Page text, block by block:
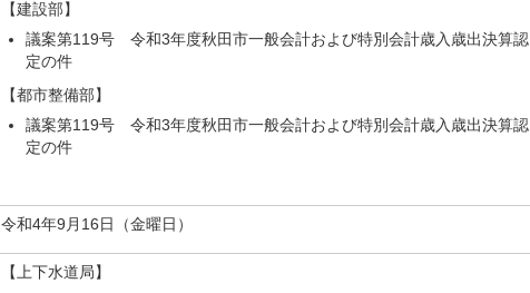
【建設部】
議案第119号 令和3年度秋田市一般会計および特別会計歳入歳出決算認
定の件
【都市整備部】
議案第119号 令和3年度秋田市一般会計および特別会計歳入歳出決算認
定の件
令和4年9月16日（金曜日）
【上下水道局】